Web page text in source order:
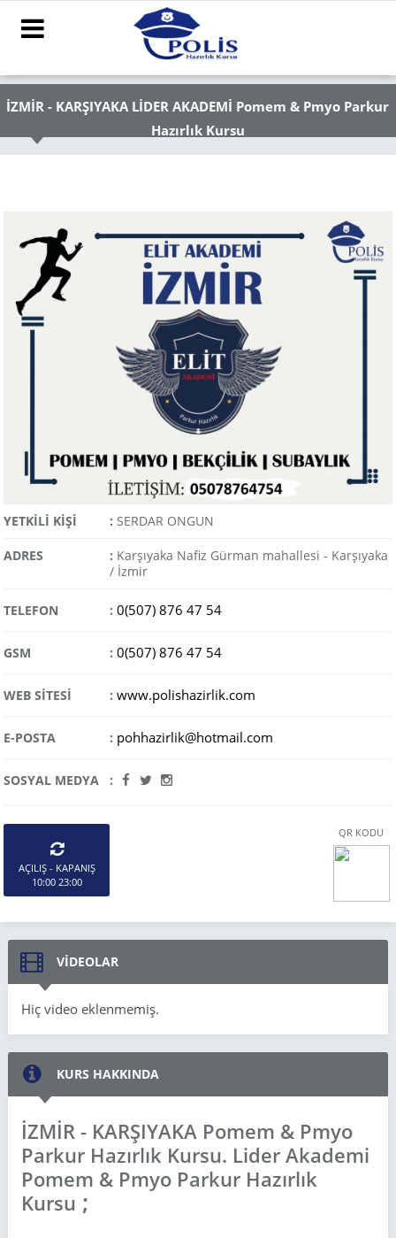
İZMİR - KARŞIYAKA LİDER AKADEMİ Pomem & Pmyo Parkur
Hazırlık Kursu
YETKİLİ KİŞİ : SERDAR ONGUN
ADRES : Karşıyaka Nafiz Gürman mahallesi - Karşıyaka
/ İzmir
TELEFON : 0(507) 876 47 54
GSM : 0(507) 876 47 54
WEB SİTESİ :www.polishazirlik.com
E-POSTA : pohhazirlik@hotmail.com
SOSYAL MEDYA :
AÇILIŞ - KAPANIŞ
10:00 23:00
QR KODU
VİDEOLAR
Hiç video eklenmemiş.
KURS HAKKINDA
İZMİR - KARŞIYAKA Pomem & Pmyo
Parkur Hazırlık Kursu. Lider Akademi
Pomem & Pmyo Parkur Hazırlık
Kursu ;